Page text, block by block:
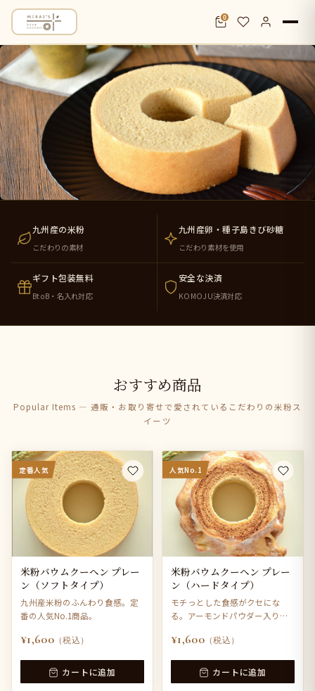
0
米粉バウムクーヘン通販・お取り寄せ｜
九州産の米粉
こだわりの素材
九州産卵・種子島きび砂糖
こだわり素材を使用
ギフト包装無料
BtoB・名入れ対応
安全な決済
KOMOJU決済対応
おすすめ商品
Popular Items — 通販・お取り寄せで愛されているこだわりの米粉ス
イーツ
定番人気
米粉バウムクーヘン プレー
ン（ソフトタイプ）
九州産米粉のふんわり食感。定
番の人気No.1商品。
¥1,600 （税込）
カートに追加
人気No.1
米粉バウムクーヘン プレー
ン（ハードタイプ）
モチっとした食感がクセにな
る。アーモンドパウダー入りで
¥1,600 （税込）
カートに追加